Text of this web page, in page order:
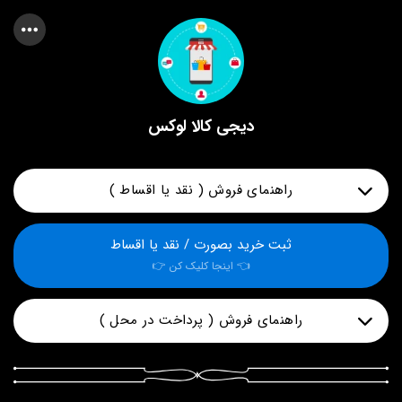
دیجی کالا لوکس
راهنمای فروش ( نقد یا اقساط )
در صورت خرید قسطی
از طریق وبسایت دیجیکالا لوکس
گزینه ( اقساطی ترب پی ) را انتخاب کنید
.
درصورت خرید نقدی
گزینه ( آقای پرداخت ) را انتخاب کنید
.
👇جهت خرید کادر آبی کلیک کن👇
ثبت خرید بصورت / نقد یا اقساط
👈 اینجا کلیک کن 👉
راهنمای فروش ( پرداخت در محل )
💥جهت پرداخت وجه درب منزل 💥
واریز ۱۵۰ هزارتومان بیعانه